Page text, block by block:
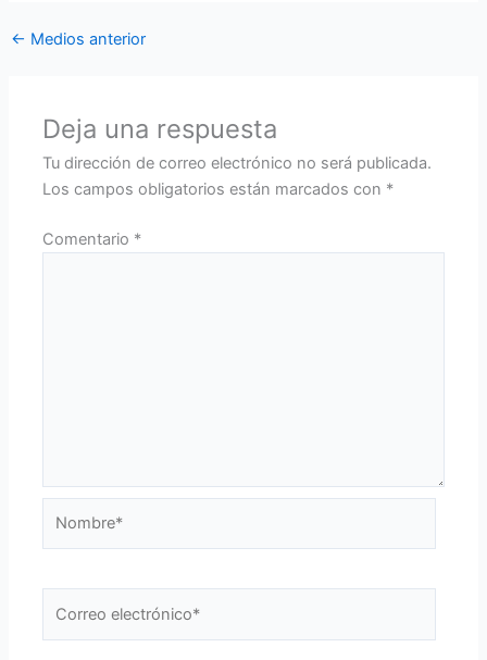
← Medios anterior
Deja una respuesta
Tu dirección de correo electrónico no será publicada.
Los campos obligatorios están marcados con *
Comentario *
electrónico*